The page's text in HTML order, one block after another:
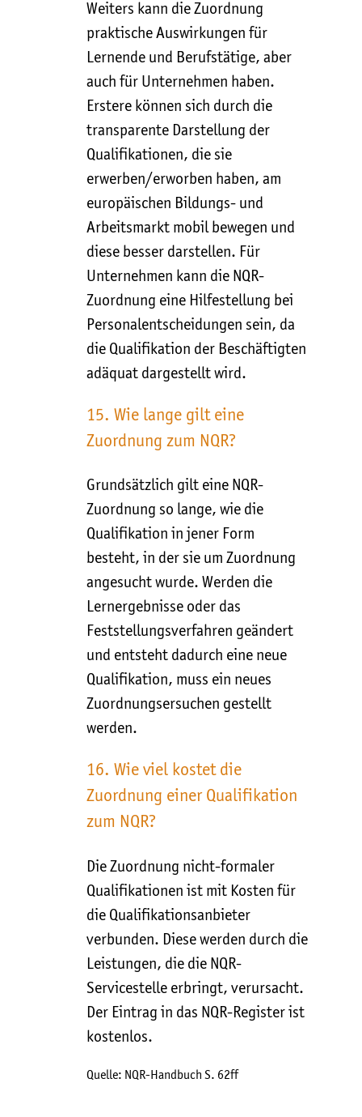
Weiters kann die Zuordnung
praktische Auswirkungen für
Lernende und Berufstätige, aber
auch für Unternehmen haben.
Erstere können sich durch die
transparente Darstellung der
Qualifikationen, die sie
erwerben/erworben haben, am
europäischen Bildungs- und
Arbeitsmarkt mobil bewegen und
diese besser darstellen. Für
Unternehmen kann die NQR-
Zuordnung eine Hilfestellung bei
Personalentscheidungen sein, da
die Qualifikation der Beschäftigten
adäquat dargestellt wird.
15. Wie lange gilt eine
Zuordnung zum NQR?
Grundsätzlich gilt eine NQR-
Zuordnung so lange, wie die
Qualifikation in jener Form
besteht, in der sie um Zuordnung
angesucht wurde. Werden die
Lernergebnisse oder das
Feststellungsverfahren geändert
und entsteht dadurch eine neue
Qualifikation, muss ein neues
Zuordnungsersuchen gestellt
werden.
16. Wie viel kostet die
Zuordnung einer Qualifikation
zum NQR?
Die Zuordnung nicht-formaler
Qualifikationen ist mit Kosten für
die Qualifikationsanbieter
verbunden. Diese werden durch die
Leistungen, die die NQR-
Servicestelle erbringt, verursacht.
Der Eintrag in das NQR-Register ist
kostenlos.
Quelle: NQR-Handbuch S. 62ff